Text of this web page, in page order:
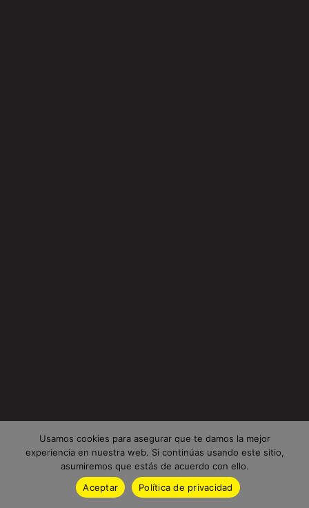
Usamos cookies para asegurar que te damos la mejor
experiencia en nuestra web. Si continúas usando este sitio,
asumiremos que estás de acuerdo con ello.
Aceptar
Política de privacidad